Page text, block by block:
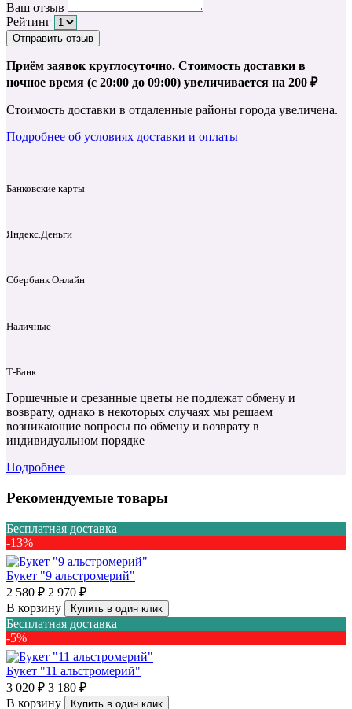
Ваш отзыв
Рейтинг
Отправить отзыв
Приём заявок круглосуточно. Стоимость доставки в
ночное время (с 20:00 до 09:00) увеличивается на 200 ₽
Стоимость доставки в отдаленные районы города увеличена.
Подробнее об условиях доставки и оплаты
Банковские карты
Яндекс.Деньги
Сбербанк Онлайн
Наличные
Т‑Банк
Горшечные и срезанные цветы не подлежат обмену и
возврату, однако в некоторых случаях мы решаем
возникающие вопросы по обмену и возврату в
индивидуальном порядке
Подробнее
Рекомендуемые товары
Бесплатная доставка
-13%
Букет "9 альстромерий"
2 580 ₽ 2 970 ₽
В корзину
Купить в один клик
Бесплатная доставка
-5%
Букет "11 альстромерий"
3 020 ₽ 3 180 ₽
В корзину
Купить в один клик